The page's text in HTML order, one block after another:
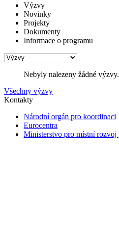
Výzvy
Novinky
Projekty
Dokumenty
Informace o programu
Nebyly nalezeny žádné výzvy.
Všechny výzvy
Kontakty
Národní orgán pro koordinaci
Eurocentra
Ministerstvo pro místní rozvoj